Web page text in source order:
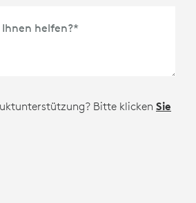
helfen?*
Bitte klicken Sie